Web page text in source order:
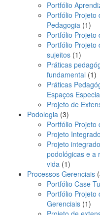
Portfólio
Portfólio Projeto
Pedagogia 11
Portfólio Projeto
Portfólio Projeto
sujeitos 11
Práticas
fundamental 11
Práticas
Espaços
Projeto de
Podologia 33
produtos
Portfólio Projeto
Projeto
Projeto
podológicas e a
vida 11
produto
Processos Gerenciais
Portfólio Case
Portfólio Projeto
Gerenciais 11